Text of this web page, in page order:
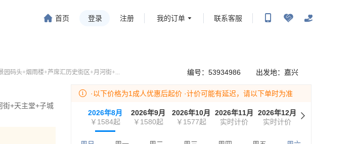
首页 登录 注册 我的订单 联系客服
园码头+烟雨楼+芦席汇历史街区+月河街+...
街+天主堂+子城
出发地： 嘉兴
编号： 53934986
·以下价格为1成人优惠后起价 ·计价可能有延迟，请以下单时为准
2026年8月
￥1584起
2026年9月
￥1580起
2026年10月
￥1577起
2026年11月
实时计价
2026年12月
实时计价
2027年1月